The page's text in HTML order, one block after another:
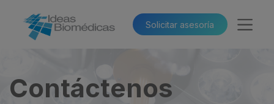
Solicitar asesoría​​
Contáctenos